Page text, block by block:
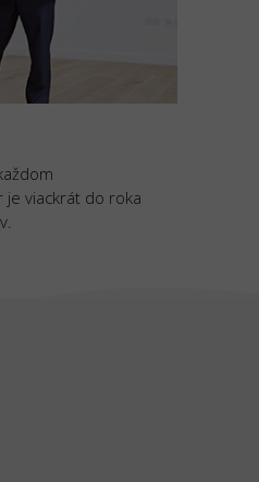
je viackrát do roka